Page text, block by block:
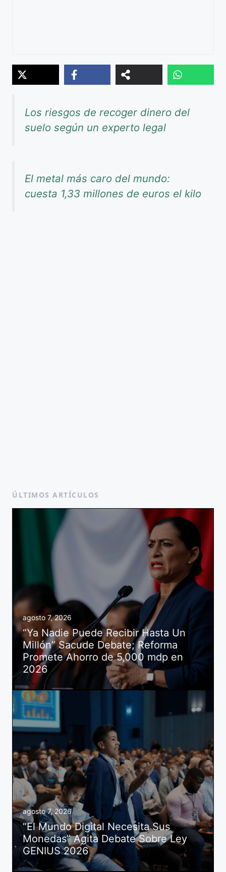
Los riesgos de recoger dinero del
suelo según un experto legal
El metal más caro del mundo:
cuesta 1,33 millones de euros el kilo
ÚLTIMOS ARTÍCULOS
agosto 7, 2026
“Ya Nadie Puede Recibir Hasta Un
Millón” Sacude Debate; Reforma
Promete Ahorro de 5,000 mdp en
2026
agosto 7, 2026
“El Mundo Digital Necesita Sus
Monedas” Agita Debate Sobre Ley
GENIUS 2026